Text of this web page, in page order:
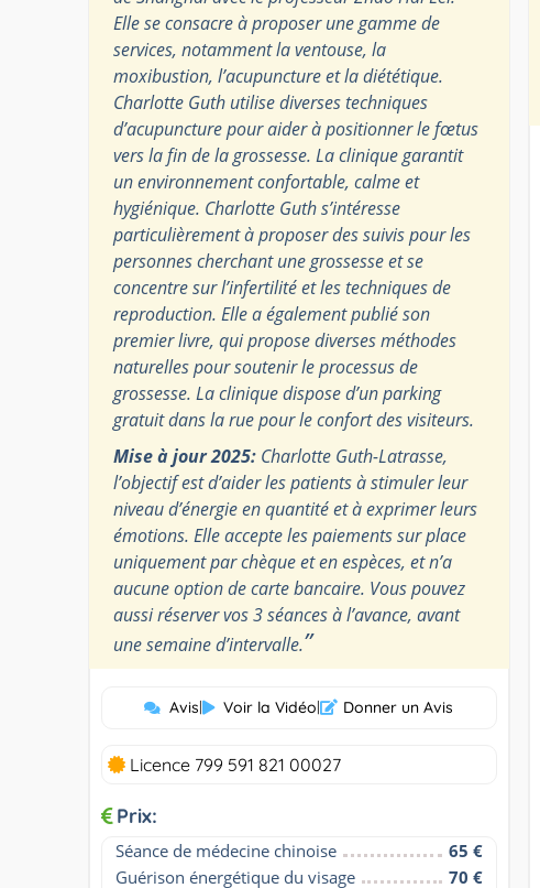
Elle se consacre à proposer une gamme de
services, notamment la ventouse, la
moxibustion, l’acupuncture et la diététique.
Charlotte Guth utilise diverses techniques
d’acupuncture pour aider à positionner le fœtus
vers la fin de la grossesse. La clinique garantit
un environnement confortable, calme et
hygiénique. Charlotte Guth s’intéresse
particulièrement à proposer des suivis pour les
personnes cherchant une grossesse et se
concentre sur l’infertilité et les techniques de
reproduction. Elle a également publié son
premier livre, qui propose diverses méthodes
naturelles pour soutenir le processus de
grossesse. La clinique dispose d’un parking
gratuit dans la rue pour le confort des visiteurs.
Mise à jour 2025: Charlotte Guth-Latrasse,
l’objectif est d’aider les patients à stimuler leur
niveau d’énergie en quantité et à exprimer leurs
émotions. Elle accepte les paiements sur place
uniquement par chèque et en espèces, et n’a
aucune option de carte bancaire. Vous pouvez
aussi réserver vos 3 séances à l’avance, avant
une semaine d’intervalle.”
Avis| Voir la Vidéo| Donner un Avis
Licence 799 591 821 00027
Prix:
Séance de médecine chinoise
65 €
Guérison énergétique du visage
70 €